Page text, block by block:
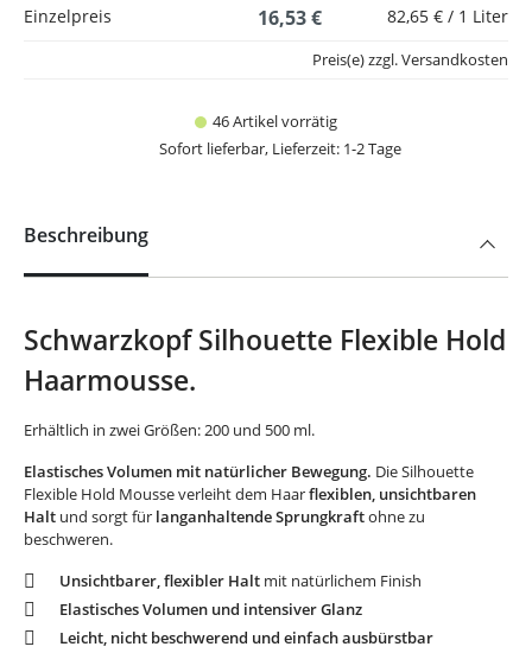
Einzelpreis
16,53 € 82,65 € / 1 Liter
46 Artikel vorrätig
Sofort lieferbar, Lieferzeit: 1-2 Tage
Preis(e) zzgl. Versandkosten
Beschreibung
Schwarzkopf Silhouette Flexible Hold
Haarmousse.
Erhältlich in zwei Größen: 200 und 500 ml.
Elastisches Volumen mit natürlicher Bewegung. Die Silhouette
Flexible Hold Mousse verleiht dem Haarflexiblen, unsichtbaren
Halt und sorgt für langanhaltende Sprungkraftohne zu
beschweren.
Unsichtbarer, flexibler Halt mit natürlichem Finish
Elastisches Volumen und intensiver Glanz
Leicht, nicht beschwerend und einfach ausbürstbar